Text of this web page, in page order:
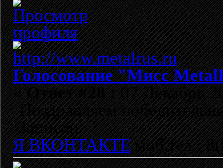
Голосование "Мисс
«Ответ #28 :07 Декабрь
Поздравляем
Записан
Я ВКОНТАКТЕмоб.тел.: